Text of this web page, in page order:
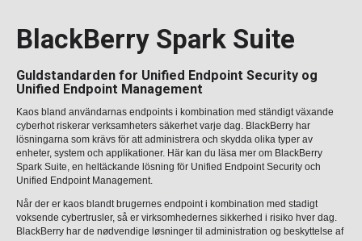
BlackBerry Spark Suite
Guldstandarden for Unified Endpoint Security og
Unified Endpoint Management
Kaos bland användarnas endpoints i kombination med ständigt växande
cyberhot riskerar verksamheters säkerhet varje dag. BlackBerry har
lösningarna som krävs för att administrera och skydda olika typer av
enheter, system och applikationer. Här kan du läsa mer om BlackBerry
Spark Suite, en heltäckande lösning för Unified Endpoint Security och
Unified Endpoint Management.
Når der er kaos blandt brugernes endpoint i kombination med stadigt
voksende cybertrusler, så er virksomhedernes sikkerhed i risiko hver dag.
BlackBerry har de nødvendige løsninger til administration og beskyttelse af